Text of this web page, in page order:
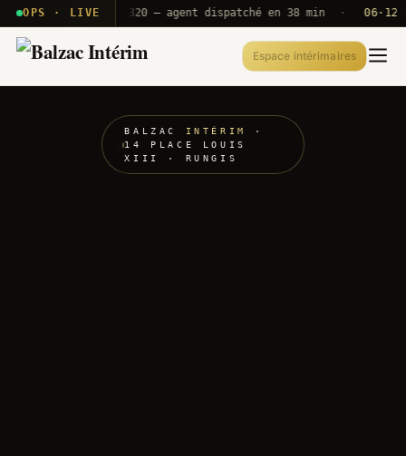
OPS · LIVE
T2E · B71 Push A320 — agent dispatché en 38 min · 06·12 UTC
Espace intérimaires
BALZAC INTÉRIM
·
14 PLACE LOUIS
XIII · RUNGIS